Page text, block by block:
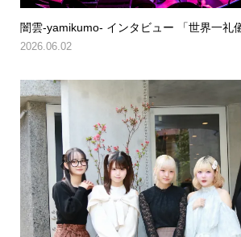
闇雲-yamikumo- インタビュー 「世界一礼
2026.06.02